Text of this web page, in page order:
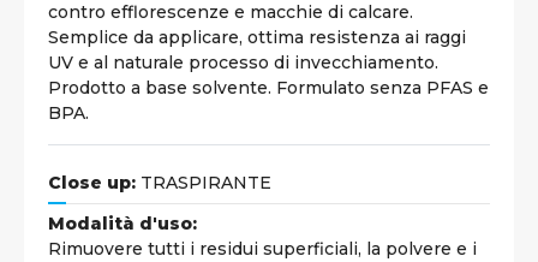
contro efflorescenze e macchie di calcare.
Semplice da applicare, ottima resistenza ai raggi
UV e al naturale processo di invecchiamento.
Prodotto a base solvente. Formulato senza PFAS e
BPA.
Close up: TRASPIRANTE
Modalità d'uso:
Rimuovere tutti i residui superficiali, la polvere e i